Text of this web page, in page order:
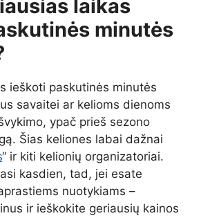
laikas
minutės
ieškoti paskutinės minutės
savaitei ar kelioms dienoms
ypač prieš sezono
Šias keliones labai dažnai
“ ir kiti kelionių organizatoriai.
kasdien, tad, jei esate
nuotykiams –
ir ieškokite geriausių kainos